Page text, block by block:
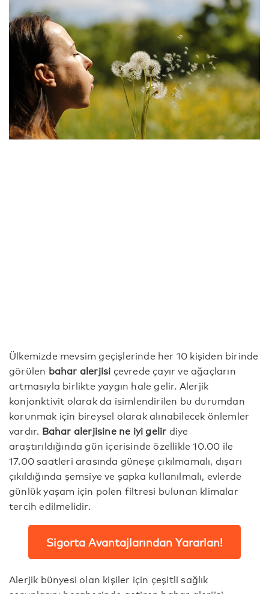
Ülkemizde mevsim geçişlerinde her 10 kişiden birinde
görülen bahar alerjisi çevrede çayır ve ağaçların
artmasıyla birlikte yaygın hale gelir. Alerjik
konjonktivit olarak da isimlendirilen bu durumdan
korunmak için bireysel olarak alınabilecek önlemler
vardır. Bahar alerjisine ne iyi gelir diye
araştırıldığında gün içerisinde özellikle 10.00 ile
17.00 saatleri arasında güneşe çıkılmamalı, dışarı
çıkıldığında şemsiye ve şapka kullanılmalı, evlerde
günlük yaşam için polen filtresi bulunan klimalar
tercih edilmelidir.
Sigorta Avantajlarından Yararlan!
Alerjik bünyesi olan kişiler için çeşitli sağlık